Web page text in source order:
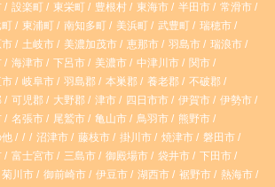
a
m
設楽町 東栄町 豊根村 東海市 半田市
常滑市
町 東浦町 南知多町 美浜町 武豊町
瑞穂市
土岐市 美濃加茂市 恵那市 羽島市
瑞浪市
海津市 下呂市 美濃市 中津川市
関市
市 岐阜市 羽島郡 本巣郡 養老郡
不破郡
可児郡 大野郡 津市 四日市市 伊賀市
伊勢市
名張市 尾鷲市 亀山市 鳥羽市
熊野市
他 沼津市 藤枝市 掛川市 焼津市
磐田市
富士宮市 三島市 御殿場市 袋井市
下田市
菊川市 御前崎市 伊豆市 湖西市 裾野市
熱海市